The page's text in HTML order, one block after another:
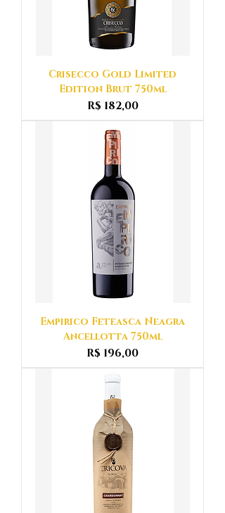
Crisecco Gold Limited
Edition Brut 750ml
Preço
R$ 182,00
Empirico Feteasca Neagra
Ancellotta 750ml
Preço
R$ 196,00